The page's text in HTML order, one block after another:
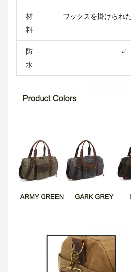
材
料
ワックスを掛けられ
防
水
✓